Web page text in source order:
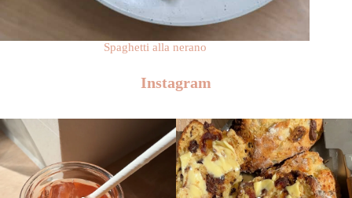
Spaghetti alla nerano
Instagram